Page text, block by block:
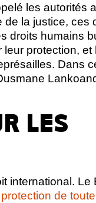
les autorités
de la justice, ces
droits humains
leur protection,
Dans
LES
international. Le
de